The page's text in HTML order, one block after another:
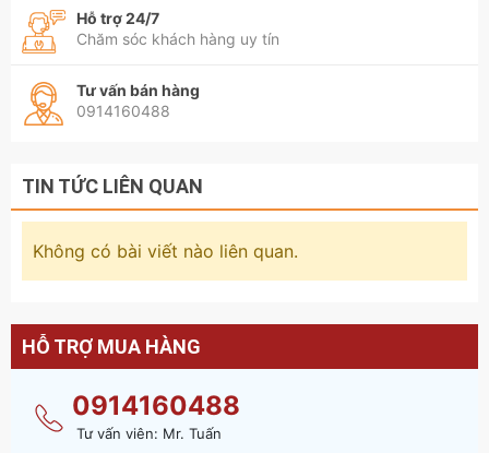
Hỗ trợ 24/7
Chăm sóc khách hàng uy tín
Tư vấn bán hàng
0914160488
TIN TỨC LIÊN QUAN
Không có bài viết nào liên quan.
HỖ TRỢ MUA HÀNG
0914160488
Tư vấn viên: Mr. Tuấn